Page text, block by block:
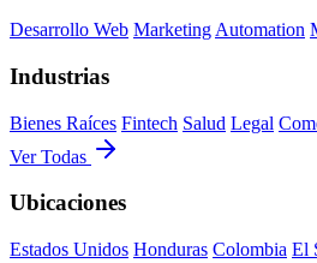
Desarrollo Web Marketing Automation
Industrias
Bienes Raíces Fintech Salud Legal
Ver Todas
Ubicaciones
Estados Unidos Honduras Colombia El